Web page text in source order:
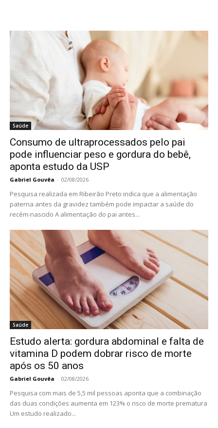
Saúde
Consumo de ultraprocessados pelo pai
pode influenciar peso e gordura do bebê,
aponta estudo da USP
Gabriel Gouvêa - 02/08/2026
Pesquisa realizada em Ribeirão Preto indica que a alimentação
paterna antes da gravidez também pode impactar a saúde do
recém-nascido A alimentação do pai antes...
Saúde
Estudo alerta: gordura abdominal e falta de
vitamina D podem dobrar risco de morte
após os 50 anos
Gabriel Gouvêa - 02/08/2026
Pesquisa com mais de 5,5 mil pessoas aponta que a combinação
das duas condições aumenta em 123% o risco de morte prematura
Um estudo realizado...